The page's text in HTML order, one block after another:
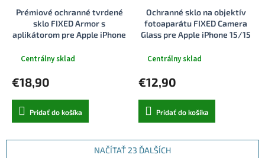
Prémiové ochranné tvrdené
sklo FIXED Armor s
aplikátorom pre Apple iPhone
Centrálny sklad
€18,90
Pridať do košíka
Ochranné sklo na objektív
fotoaparátu FIXED Camera
Glass pre Apple iPhone 15/15
Centrálny sklad
€12,90
Pridať do košíka
NAČÍTAŤ 23 ĎALŠÍCH